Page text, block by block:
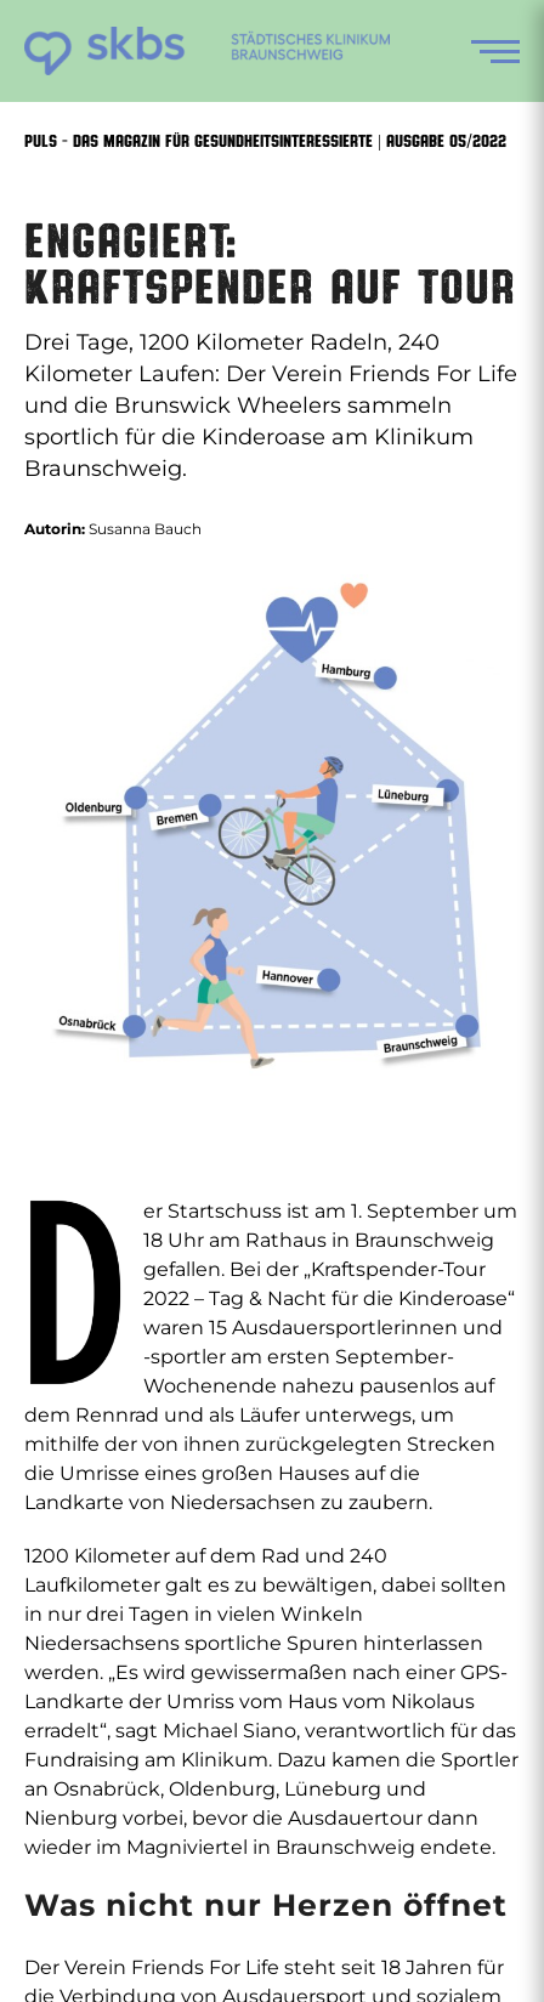
Inhalt
springen
PULS – DAS MAGAZIN FÜR GESUNDHEITSINTERESSIERTE | AUSGABE 05/2022
Engagiert:
Kraftspender auf Tour
Drei Tage, 1200 Kilometer Radeln, 240
Kilometer Laufen: Der Verein Friends For Life
und die Brunswick Wheelers sammeln
sportlich für die Kinderoase am Klinikum
Braunschweig.
Autorin: Susanna Bauch
er Startschuss ist am 1. September um
18 Uhr am Rathaus in Braunschweig
gefallen. Bei der „Kraftspender-Tour
2022 – Tag & Nacht für die Kinderoase“
waren 15 Ausdauersportlerinnen und
-sportler am ersten September-
Wochenende nahezu pausenlos auf
dem Rennrad und als Läufer unterwegs, um
mithilfe der von ihnen zurückgelegten Strecken
die Umrisse eines großen Hauses auf die
Landkarte von Niedersachsen zu zaubern.
1200 Kilometer auf dem Rad und 240
Laufkilometer galt es zu bewältigen, dabei sollten
in nur drei Tagen in vielen Winkeln
Niedersachsens sportliche Spuren hinterlassen
werden. „Es wird gewissermaßen nach einer GPS-
Landkarte der Umriss vom Haus vom Nikolaus
erradelt“, sagt Michael Siano, verantwortlich für das
Fundraising am Klinikum. Dazu kamen die Sportler
an Osnabrück, Oldenburg, Lüneburg und
Nienburg vorbei, bevor die Ausdauertour dann
wieder im Magniviertel in Braunschweig endete.
Was nicht nur Herzen öffnet
Der Verein Friends For Life steht seit 18 Jahren für
die Verbindung von Ausdauersport und sozialem